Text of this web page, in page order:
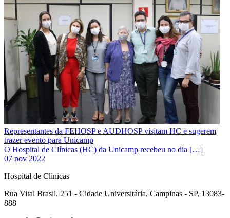
Representantes da FEHOSP e AUDHOSP visitam HC e sugerem
trazer evento para Unicamp
O Hospital de Clínicas (HC) da Unicamp recebeu no dia […]
07 nov 2022
Hospital de Clínicas
Rua Vital Brasil, 251 - Cidade Universitária, Campinas - SP, 13083-
888